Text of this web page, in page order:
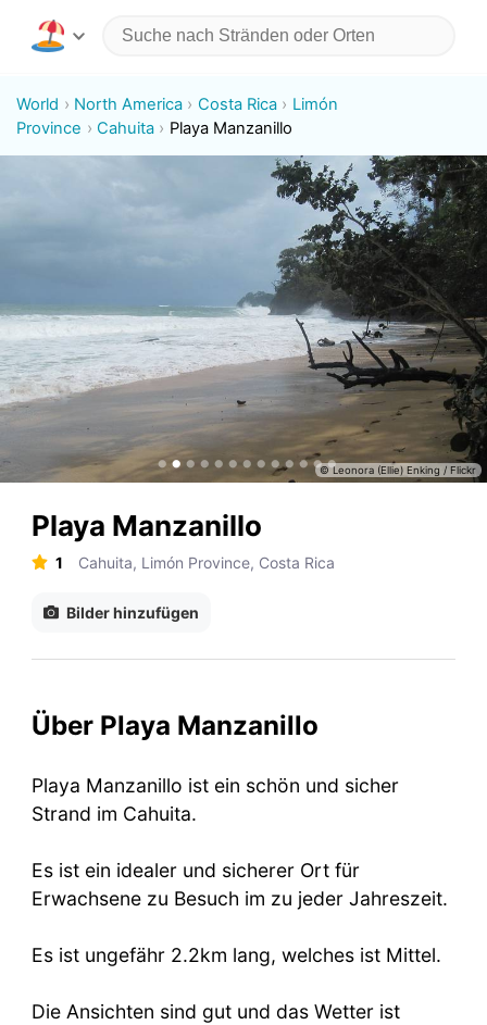
World North America Costa Rica
Limón
Province
Cahuita Playa Manzanillo
Playa Manzanillo
1 Cahuita, Limón Province, Costa Rica
Bilder hinzufügen
Über Playa Manzanillo
Playa Manzanillo ist ein schön und sicher
Strand im Cahuita.
Es ist ein idealer und sicherer Ort für
Erwachsene zu Besuch im zu jeder Jahreszeit.
Es ist ungefähr 2.2km lang, welches ist Mittel.
Die Ansichten sind gut und das Wetter ist